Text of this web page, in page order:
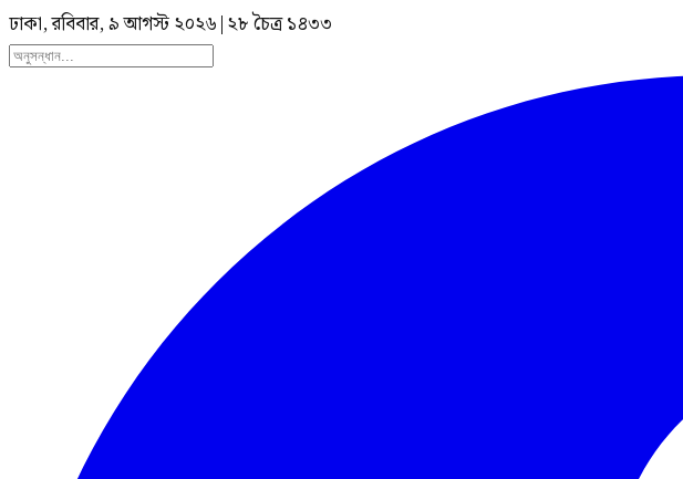
ঢাকা, রবিবার, ৯ আগস্ট ২০২৬|২৮ চৈত্র ১৪৩৩